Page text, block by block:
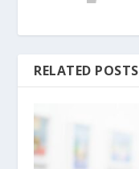
RELATED POSTS